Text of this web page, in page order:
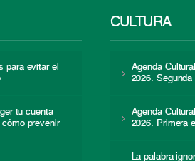
para evitar el
tu cuenta
prevenir
CULTURA
Agenda
2026. Segunda
Agenda
2026. Primera
La palabra